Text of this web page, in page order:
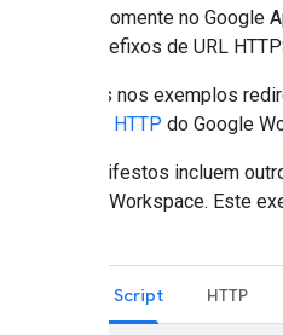
(Somente no Google
prefixos de URL
Os links nos exemplos
HTTP do Google
Os manifestos incluem
Google Workspace. Este
Apps Script HTTP